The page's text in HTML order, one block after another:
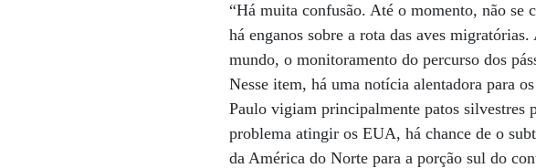
“Há muita confusão. Até o momento, não se
há enganos sobre a rota das aves
mundo, o monitoramento do percurso dos
Nesse item, há uma notícia alentadora para
Paulo vigiam principalmente patos silvestres
problema atingir os EUA, há chance de o
da América do Norte para a porção sul do